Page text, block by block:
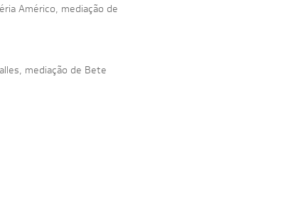
Américo, mediação de
mediação de Bete